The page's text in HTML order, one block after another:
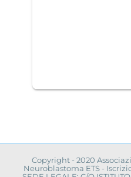
Copyright - 2020
Neuroblastoma ETS -